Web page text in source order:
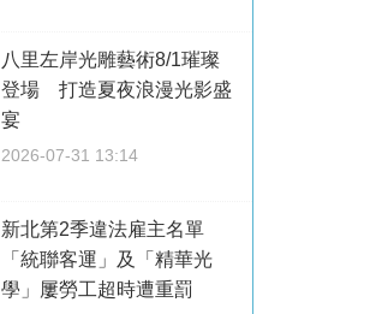
八里左岸光雕藝術8/1璀璨
登場 打造夏夜浪漫光影盛
宴
2026-07-31 13:14
新北第2季違法雇主名單
「統聯客運」及「精華光
學」屢勞工超時遭重罰